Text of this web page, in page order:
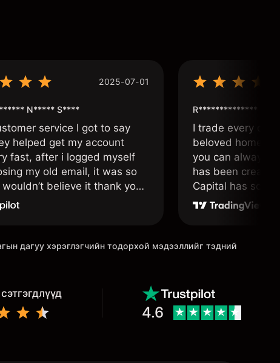
2025-07-01
N***** S****
service I got to say
helped get my account
fast, after i logged myself
my old email, it was so
believe it thank you
R**************
I trade every day
beloved home. I
you can always
has been
Capital has soul!
дагуу хэрэглэгчийн тодорхой мэдээллийг тэдний
4.6